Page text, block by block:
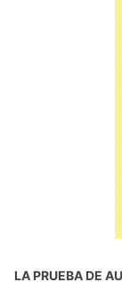
LA PRUEBA DE